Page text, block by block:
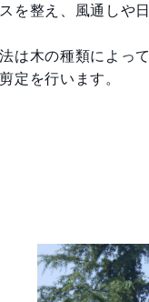
を整え、風通しや
は木の種類によっ
定を行います。